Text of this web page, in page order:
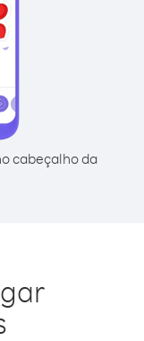
cabeçalho da